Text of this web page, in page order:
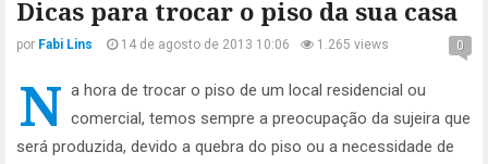
Dicas para trocar o piso da sua casa
por Fabi Lins 14 de agosto de 2013 10:06 1.265 views 0
N a hora de trocar o piso de um local residencial ou
comercial, temos sempre a preocupação da sujeira que
será produzida, devido a quebra do piso ou a necessidade de